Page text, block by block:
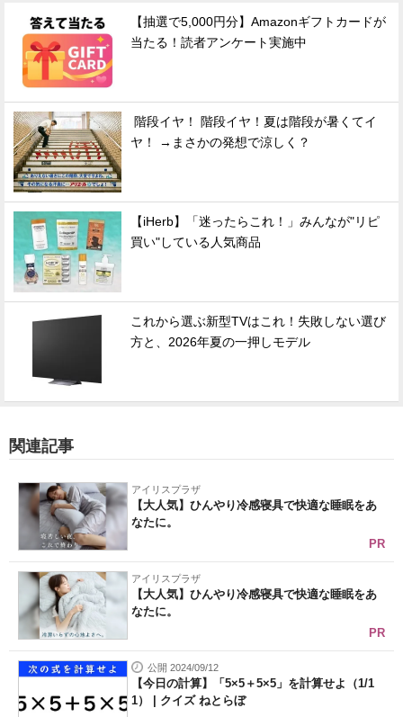
【抽選で5,000円分】Amazonギフトカードが
当たる！読者アンケート実施中
階段イヤ！ 階段イヤ！夏は階段が暑くてイ
ヤ！ →まさかの発想で涼しく？
【iHerb】「迷ったらこれ！」みんなが"リピ
買い"している人気商品
これから選ぶ新型TVはこれ！失敗しない選び
方と、2026年夏の一押しモデル
関連記事
アイリスプラザ
【大人気】ひんやり冷感寝具で快適な睡眠をあ
なたに。
PR
アイリスプラザ
【大人気】ひんやり冷感寝具で快適な睡眠をあ
なたに。
PR
公開 2024/09/12
【今日の計算】「5×5＋5×5」を計算せよ（1/1
1） | クイズ ねとらぼ